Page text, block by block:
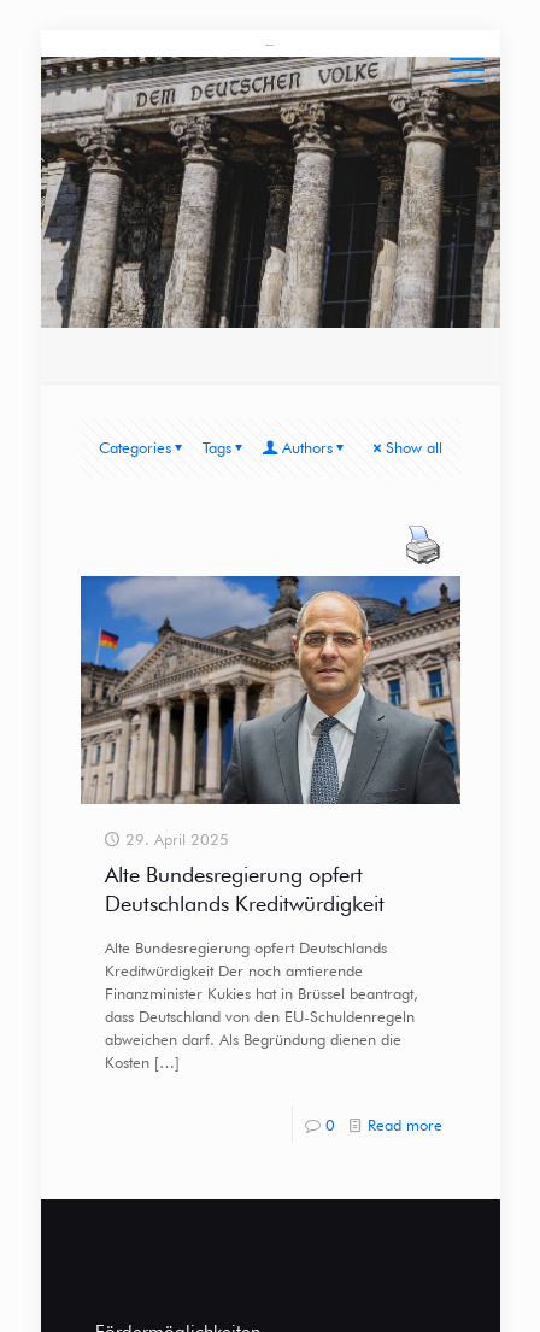
Categories Tags Authors Show all
29. April 2025
Alte Bundesregierung opfert
Deutschlands Kreditwürdigkeit
Alte Bundesregierung opfert Deutschlands
Kreditwürdigkeit Der noch amtierende
Finanzminister Kukies hat in Brüssel beantragt,
dass Deutschland von den EU-Schuldenregeln
abweichen darf. Als Begründung dienen die
Kosten[…]
0 Read more